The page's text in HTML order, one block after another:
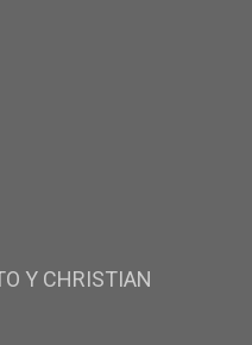
Y CHRISTIAN